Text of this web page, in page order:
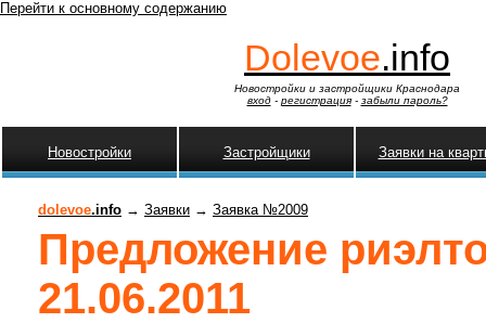
Перейти к основному содержанию
Dolevoe.info
Новостройки и застройщики Краснодара
вход- регистрация- забыли пароль?
Новостройки Застройщики Заявки на
dolevoe.info → Заявки → Заявка №2009
Предложение
21.06.2011